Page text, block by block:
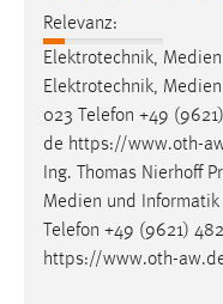
Relevanz:
Elektrotechnik,
Elektrotechnik,
023 Telefon +49
de https://www.oth-
Ing. Thomas Nierhoff
Medien und
Telefon +49 (9621)
https://www.oth-